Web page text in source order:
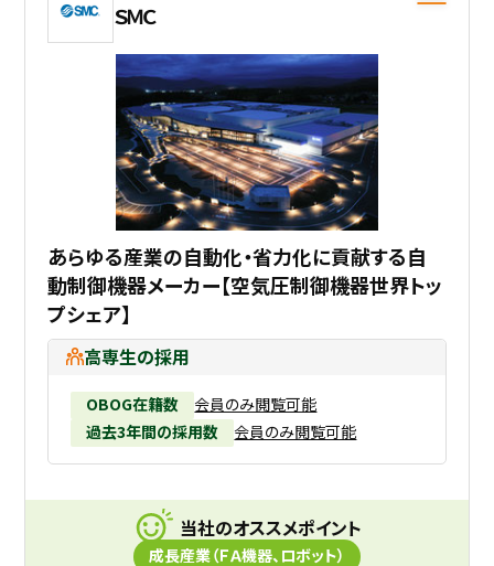
ＳＭＣ
あらゆる産業の自動化・省力化に貢献する自
動制御機器メーカー【空気圧制御機器世界トッ
プシェア】
高専生の採用
OBOG在籍数
会員のみ閲覧可能
過去3年間の採用数
会員のみ閲覧可能
当社のオススメポイント
成長産業（ＦＡ機器、ロボット）